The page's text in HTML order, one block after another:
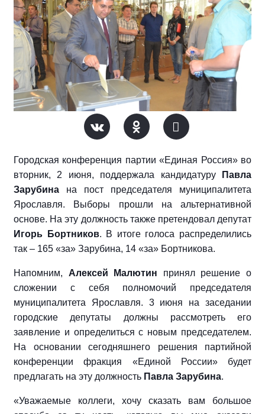
Городская конференция партии «Единая Россия» во
вторник, 2 июня, поддержала кандидатуру
Павла
Зарубина на пост председателя муниципалитета
Ярославля. Выборы прошли на альтернативной
основе. На эту должность также претендовал депутат
Игорь Бортников. В итоге голоса распределились
так – 165 «за» Зарубина, 14 «за» Бортникова.
Напомним, Алексей Малютин принял решение о
сложении с себя полномочий председателя
муниципалитета Ярославля. 3 июня на заседании
городские депутаты должны рассмотреть его
заявление и определиться с новым председателем.
На основании сегодняшнего решения партийной
конференции фракция «Единой России» будет
предлагать на эту должность Павла Зарубина.
«Уважаемые коллеги, хочу сказать вам большое